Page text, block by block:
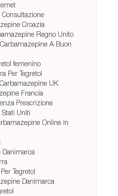
Consultazione
Croazia
Regno Unito
A Buon
femenino
Per Tegretol
UK
Francia
Prescrizione
Uniti
Online In
Tegretol
Danimarca